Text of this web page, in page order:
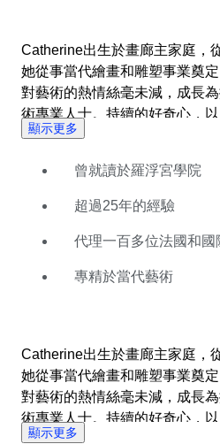
Catherine出生於畫廊主家庭，
她從事當代繪畫和雕塑事業奠
對藝術的熱情絲毫未減，成長
術專業人士。持續的好奇心，
著她的藝術之路。 Catherine擅
藝術家，展示了自己出色的專
法國各地1000多名藝術愛好者
藝術類別中不可多得的專家。
顯示更多
曾就讀於羅浮宮學院
超過25年的經驗
代理一百多位法國和國
專精於當代藝術
Catherine出生於畫廊主家庭，
她從事當代繪畫和雕塑事業奠
對藝術的熱情絲毫未減，成長
術專業人士。持續的好奇心，
著她的藝術之路。 Catherine擅
顯示更多